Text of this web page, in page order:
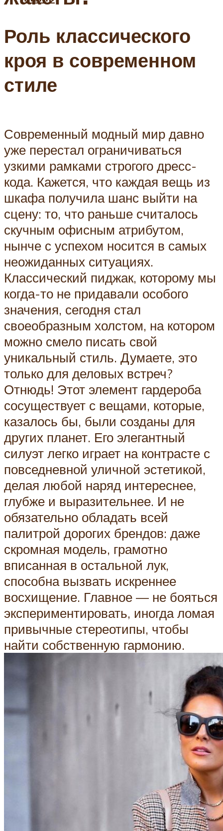
Роль классического
кроя в современном
стиле
Современный модный мир давно
уже перестал ограничиваться
узкими рамками строгого дресс-
кода. Кажется, что каждая вещь из
шкафа получила шанс выйти на
сцену: то, что раньше считалось
скучным офисным атрибутом,
нынче с успехом носится в самых
неожиданных ситуациях.
Классический пиджак, которому мы
когда-то не придавали особого
значения, сегодня стал
своеобразным холстом, на котором
можно смело писать свой
уникальный стиль. Думаете, это
только для деловых встреч?
Отнюдь! Этот элемент гардероба
сосуществует с вещами, которые,
казалось бы, были созданы для
других планет. Его элегантный
силуэт легко играет на контрасте с
повседневной уличной эстетикой,
делая любой наряд интереснее,
глубже и выразительнее. И не
обязательно обладать всей
палитрой дорогих брендов: даже
скромная модель, грамотно
вписанная в остальной лук,
способна вызвать искреннее
восхищение. Главное — не бояться
экспериментировать, иногда ломая
привычные стереотипы, чтобы
найти собственную гармонию.